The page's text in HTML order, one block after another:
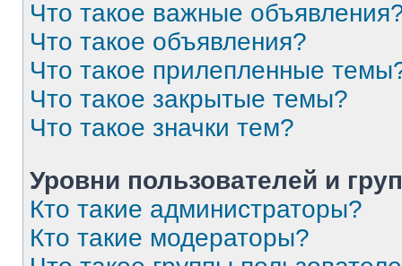
Что такое важные
Что такое объявления?
Что такое прилепленные
Что такое закрытые темы?
Что такое значки тем?
Уровни пользователей и
Кто такие администраторы?
Кто такие модераторы?